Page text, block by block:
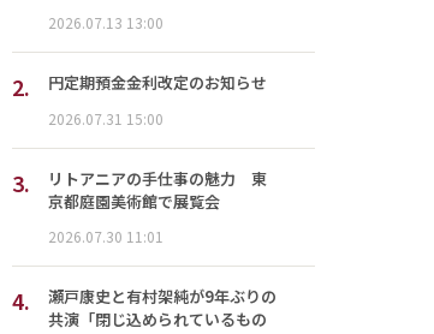
2026.07.13 13:00
2. 円定期預金金利改定のお知らせ
2026.07.31 15:00
3.
リトアニアの手仕事の魅力 東
京都庭園美術館で展覧会
2026.07.30 11:01
4.
瀬戸康史と有村架純が9年ぶりの
共演「閉じ込められているもの